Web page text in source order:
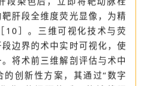
与肝动脉的流域高度一
用并改进经肝动脉荧光染色
段染色后，立即将靶动脉栓
肝段全维度荧光显像，为精
10］。三维可视化技术与荧
边界的术中实时可视化，使